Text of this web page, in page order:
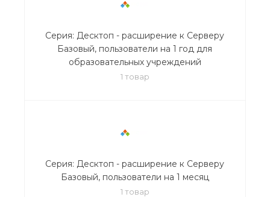
Серия: Десктоп - расширение к Серверу
Базовый, пользователи на 1 год для
образовательных учреждений
1 товар
Серия: Десктоп - расширение к Серверу
Базовый, пользователи на 1 месяц
1 товар